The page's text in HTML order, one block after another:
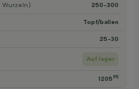
Wurzeln) 250-300
Topf/ballen
25-30
Auf lager
1205 95